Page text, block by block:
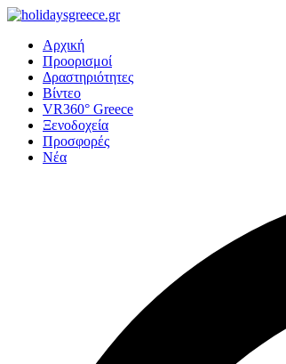
Αρχική
Προορισμοί
Δραστηριότητες
Βίντεο
VR360° Greece
Ξενοδοχεία
Προσφορές
Νέα